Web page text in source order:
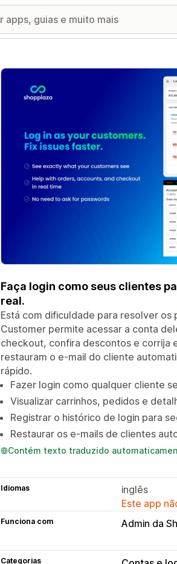
Galeria de imagens em destaque
Faça login como seus clientes
real.
Está com dificuldade para resolver os
Customer permite acessar a conta
checkout, confira descontos e corrija
restauram o e-mail do cliente
rápido.
Fazer login como qualquer cliente
Visualizar carrinhos, pedidos e
Registrar o histórico de login para
Restaurar os e-mails de clientes
Contém texto traduzido
Idiomas
inglês
Este app
Funciona com Admin da
Categorias